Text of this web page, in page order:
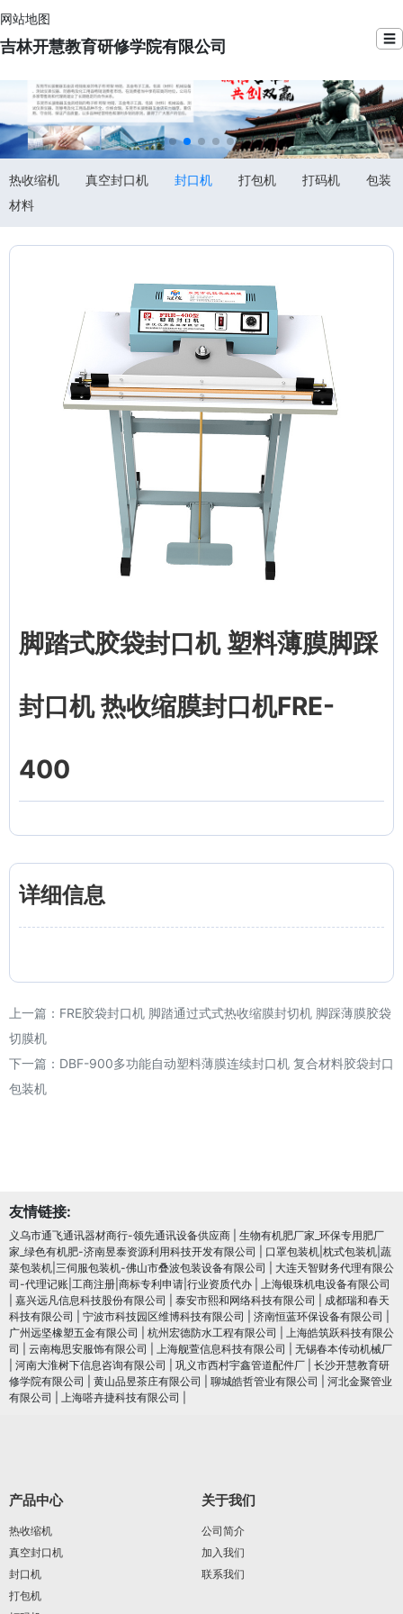
网站地图
吉林开慧教育研修学院有限公司 ☰
热收缩机 真空封口机 封口机 打包机 打码机
包装
材料
脚踏式胶袋封口机 塑料薄膜脚踩
封口机 热收缩膜封口机FRE-
400
详细信息
上一篇： FRE胶袋封口机 脚踏通过式式热收缩膜封切机 脚踩薄膜胶袋
切膜机
下一篇： DBF-900多功能自动塑料薄膜连续封口机 复合材料胶袋封口
包装机
友情链接:
义乌市通飞通讯器材商行-领先通讯设备供应商
生物有机肥厂家_环保专用肥厂
家_绿色有机肥-济南昱泰资源利用科技开发有限公司
口罩包装机|枕式包装机|蔬
菜包装机|三伺服包装机-佛山市叠波包装设备有限公司
大连天智财务代理有限公
司-代理记账|工商注册|商标专利申请|行业资质代办
上海银珠机电设备有限公司
嘉兴远凡信息科技股份有限公司 泰安市熙和网络科技有限公司
成都瑞和春天
科技有限公司
宁波市科技园区维博科技有限公司 济南恒蓝环保设备有限公司
广州远坚橡塑五金有限公司
杭州宏德防水工程有限公司
上海皓筑跃科技有限公
司
云南梅思安服饰有限公司 上海舰萱信息科技有限公司
无锡春本传动机械厂
河南大淮树下信息咨询有限公司 巩义市西村宇鑫管道配件厂
长沙开慧教育研
修学院有限公司
黄山品昱茶庄有限公司 聊城皓哲管业有限公司
河北金聚管业
有限公司
上海嗒卉捷科技有限公司
产品中心
热收缩机
真空封口机
封口机
打包机
关于我们
公司简介
加入我们
联系我们